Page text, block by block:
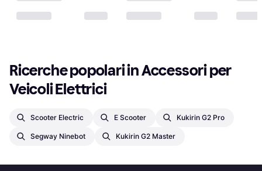
Ricerche popolari in Accessori per
Veicoli Elettrici
Scooter Electric E Scooter Kukirin G2 Pro
Segway Ninebot Kukirin G2 Master